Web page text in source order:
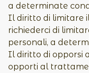
a determinate
Il diritto di limitare
richiederci di
personali, a
Il diritto di opporsi
opporti al